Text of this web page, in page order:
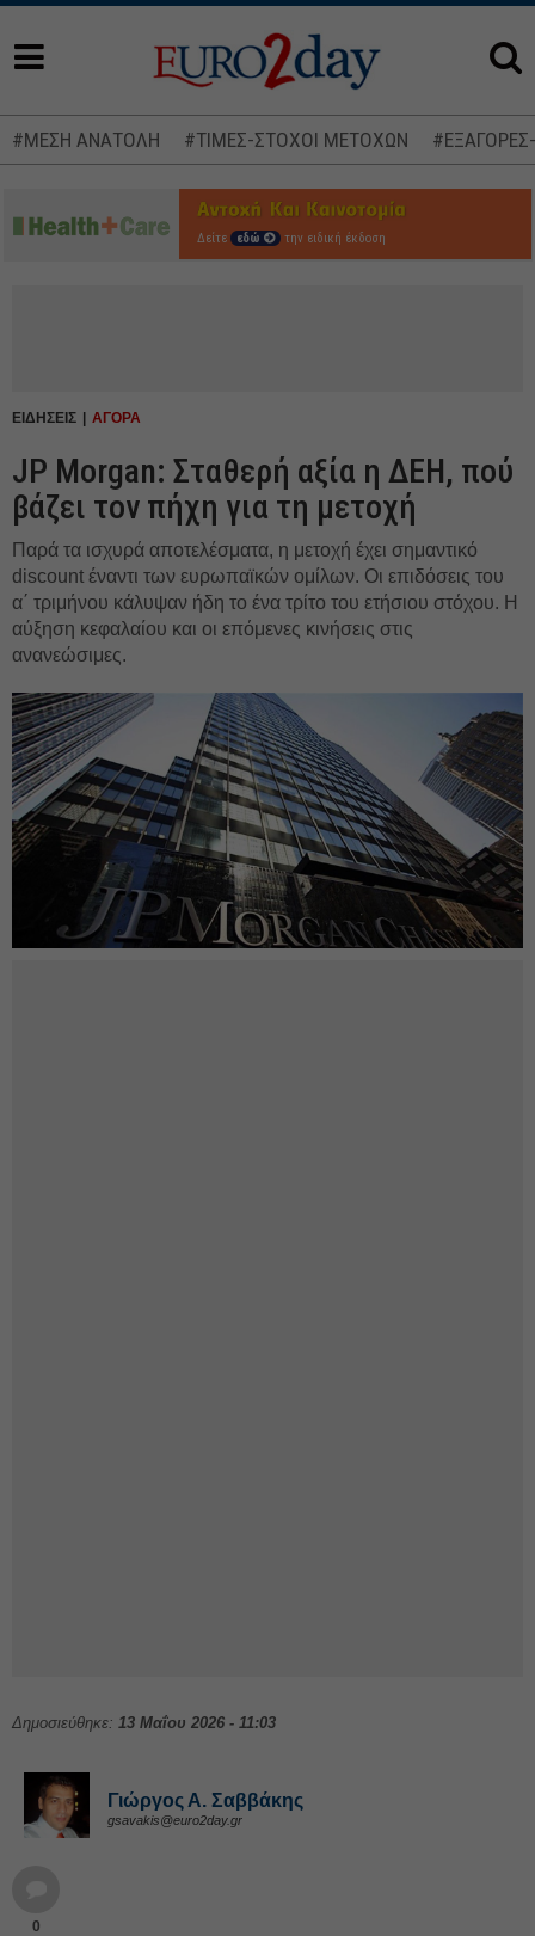
#ΜΕΣΗ ΑΝΑΤΟΛΗ #ΤΙΜΕΣ-ΣΤΟΧΟΙ ΜΕΤΟΧΩΝ
Δείτε εδώ την ειδική έκδοση
ΕΙΔΗΣΕΙΣ ΑΓΟΡΑ
JP Morgan: Σταθερή αξία η ΔΕΗ, πού
βάζει τον πήχη για τη μετοχή
Παρά τα ισχυρά αποτελέσματα, η μετοχή έχει σημαντικό
discount έναντι των ευρωπαϊκών ομίλων. Οι επιδόσεις του
α΄ τριμήνου κάλυψαν ήδη το ένα τρίτο του ετήσιου στόχου. Η
αύξηση κεφαλαίου και οι επόμενες κινήσεις στις
ανανεώσιμες.
Δημοσιεύθηκε: 13 Μαΐου 2026 - 11:03
Γιώργος Α. Σαββάκης
gsavakis@euro2day.gr
0